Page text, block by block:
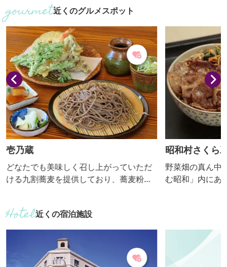
れたて新鮮レタスを食べてみてくださ
い。
スは2コースあ
お選びいただけ
近くのグルメスポット
壱乃蔵
どなたでも美味しく召し上がっていただ
ける九割蕎麦を提供しており、蕎麦粉は
絶品で、県内外から多くのリピーターが
訪れます。
昭和村さくら
野菜畑の真ん中
む昭和」内にあ
す。 【おっきりこみ提供期間：10月～５
近くの宿泊施設